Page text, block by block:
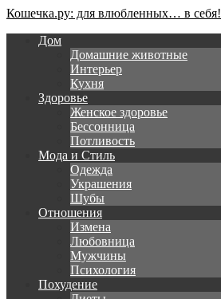
Кошечка.ру: для влюбленных… в себя!
Дом
Домашние животные
Интерьер
Кухня
Здоровье
Женское здоровье
Бессонница
Потливость
Мода и Стиль
Одежда
Украшения
Шубы
Отношения
Измена
Любовница
Мужчины
Психология
Похудение